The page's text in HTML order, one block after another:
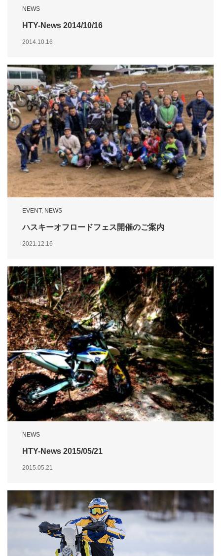
NEWS
HTY-News 2014/10/16
2014.10.16
EVENT, NEWS
ハスキーオフロードフェス開催のご案内
2021.12.16
NEWS
HTY-News 2015/05/21
2015.05.21